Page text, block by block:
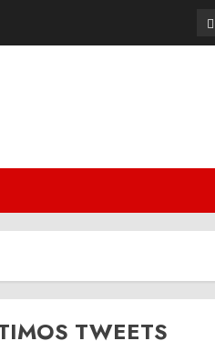
TWEETS